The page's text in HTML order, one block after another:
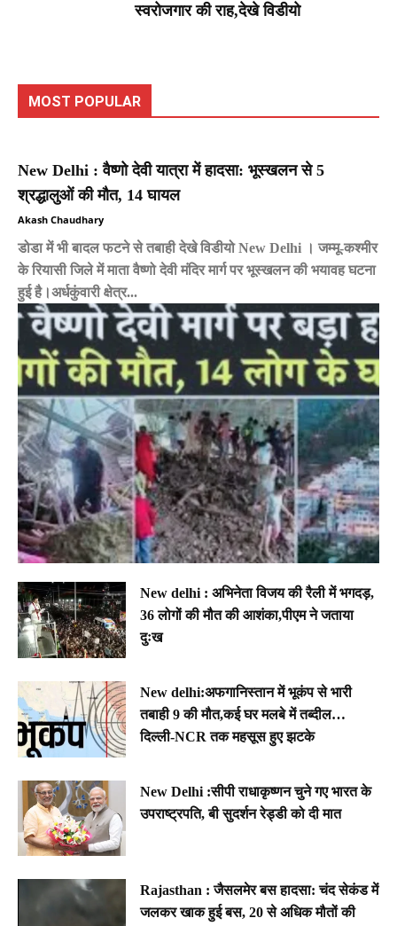
स्वरोजगार की राह,देखे विडीयो
MOST POPULAR
New Delhi : वैष्णो देवी यात्रा में हादसा: भूस्खलन से 5
श्रद्धालुओं की मौत, 14 घायल
Akash Chaudhary
डोडा में भी बादल फटने से तबाही देखे विडीयो New Delhi । जम्मू-कश्मीर
के रियासी जिले में माता वैष्णो देवी मंदिर मार्ग पर भूस्खलन की भयावह घटना
हुई है।अर्धकुंवारी क्षेत्र...
New delhi : अभिनेता विजय की रैली में भगदड़,
36 लोगों की मौत की आशंका,पीएम ने जताया
दुःख
New delhi:अफगानिस्तान में भूकंप से भारी
तबाही 9 की मौत,कई घर मलबे में तब्दील…
दिल्ली-NCR तक महसूस हुए झटके
New Delhi :सीपी राधाकृष्णन चुने गए भारत के
उपराष्ट्रपति, बी सुदर्शन रेड्डी को दी मात
Rajasthan : जैसलमेर बस हादसा: चंद सेकंड में
जलकर खाक हुई बस, 20 से अधिक मौतों की